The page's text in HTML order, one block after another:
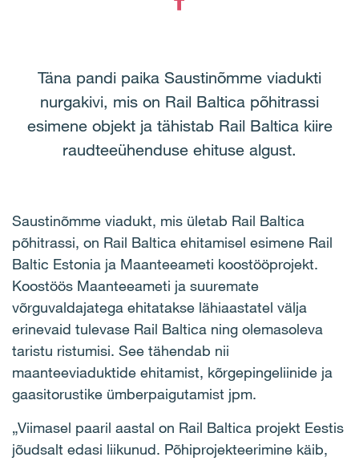
Täna pandi paika Saustinõmme viadukti
nurgakivi, mis on Rail Baltica põhitrassi
esimene objekt ja tähistab Rail Baltica kiire
raudteeühenduse ehituse algust.
Saustinõmme viadukt, mis ületab Rail Baltica
põhitrassi, on Rail Baltica ehitamisel esimene Rail
Baltic Estonia ja Maanteeameti koostööprojekt.
Koostöös Maanteeameti ja suuremate
võrguvaldajatega ehitatakse lähiaastatel välja
erinevaid tulevase Rail Baltica ning olemasoleva
taristu ristumisi. See tähendab nii
maanteeviaduktide ehitamist, kõrgepingeliinide ja
gaasitorustike ümberpaigutamist jpm.
„Viimasel paaril aastal on Rail Baltica projekt Eestis
jõudsalt edasi liikunud. Põhiprojekteerimine käib,